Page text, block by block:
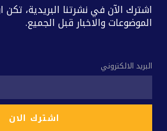
اشترك الآن في نشرتنا البريدية،
الموضوعات والاخبار قبل الجميع.
البريد الالكتروني